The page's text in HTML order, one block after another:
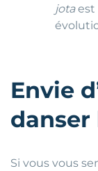
jotaest
Envie
danser
Si vous vous